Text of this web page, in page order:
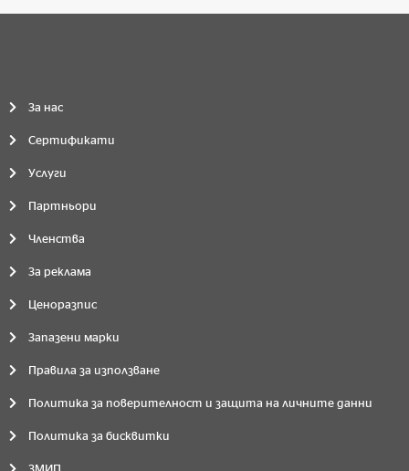
За нас
Сертификати
Услуги
Партньори
Членства
За реклама
Ценоразпис
Запазени марки
Правила за използване
Политика за поверителност и защита на личните данни
Политика за бисквитки
ЗМИП